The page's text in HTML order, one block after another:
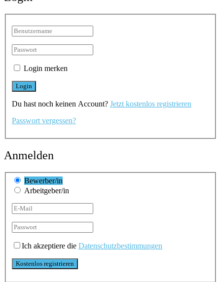
Login merken
Du hast noch keinen Account? Jetzt kostenlos registrieren
Passwort vergessen?
Anmelden
Bewerber/in
Arbeitgeber/in
Ich akzeptiere die Datenschutzbestimmungen